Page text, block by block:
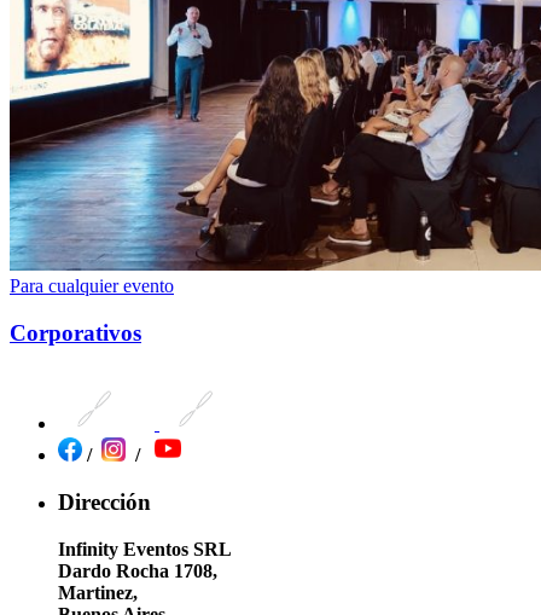
Para cualquier evento
Corporativos
/ /
Dirección
Infinity Eventos SRL
Dardo Rocha 1708,
Martinez,